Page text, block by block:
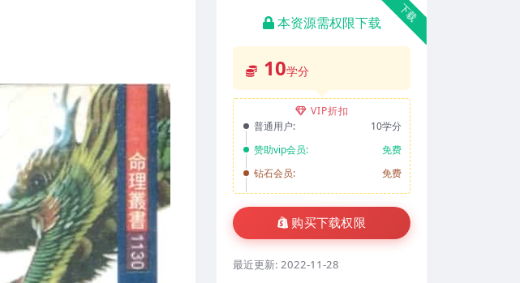
下载
本资源需权限下载
10学分
VIP折扣
普通用户:
10学分
赞助vip会员:
免费
钻石会员:
免费
购买下载权限
最近更新: 2022-11-28